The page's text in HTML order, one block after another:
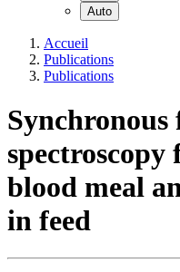
Auto
Accueil
Publications
Publications
Synchronous
blood meal
in feed